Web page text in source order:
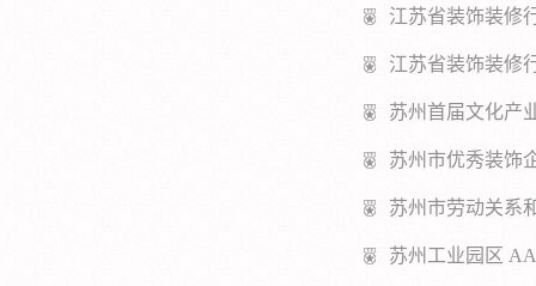
江苏省装饰装修
江苏省装饰装修
苏州首届文化产
苏州市优秀装饰
苏州市劳动关系
苏州工业园区